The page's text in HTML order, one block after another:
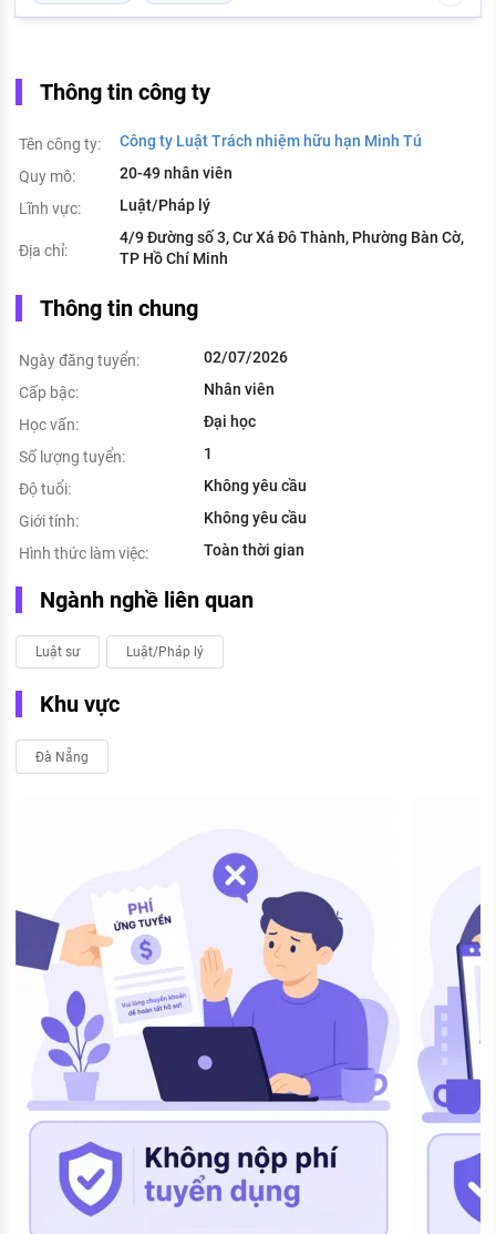
Thông tin công ty
Tên công ty:
Công ty Luật Trách nhiệm hữu hạn Minh Tú
Quy mô:
20-49 nhân viên
Lĩnh vực:
Luật/Pháp lý
Địa chỉ:
4/9 Đường số 3, Cư Xá Đô Thành, Phường Bàn Cờ,
TP Hồ Chí Minh
Thông tin chung
Ngày đăng tuyển:
02/07/2026
Cấp bậc:
Nhân viên
Học vấn:
Đại học
Số lượng tuyển:
1
Độ tuổi:
Không yêu cầu
Giới tính:
Không yêu cầu
Hình thức làm việc:
Toàn thời gian
Ngành nghề liên quan
Luật sư Luật/Pháp lý
Khu vực
Đà Nẵng